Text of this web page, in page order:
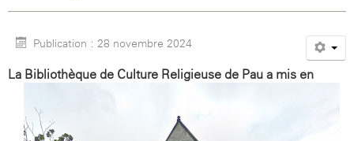
Mentions légales
Conférences
Agenda
Publication : 28 novembre 2024
La Bibliothèque de Culture Religieuse de Pau a mis en